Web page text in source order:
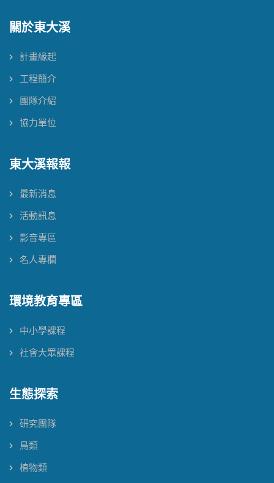
關於東大溪
計畫緣起
工程簡介
團隊介紹
協力單位
東大溪報報
最新消息
活動訊息
影音專區
名人專欄
環境教育專區
中小學課程
社會大眾課程
生態探索
研究團隊
鳥類
植物類